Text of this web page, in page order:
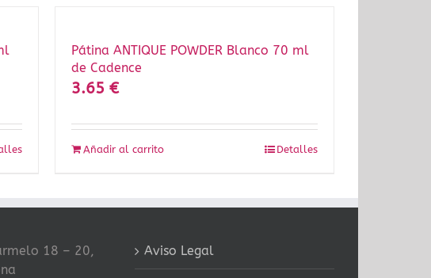
Pátina ANTIQUE POWDER Blanco 70 ml
de Cadence
3.65 €
Añadir al carrito Detalles
18 – 20,
Aviso Legal